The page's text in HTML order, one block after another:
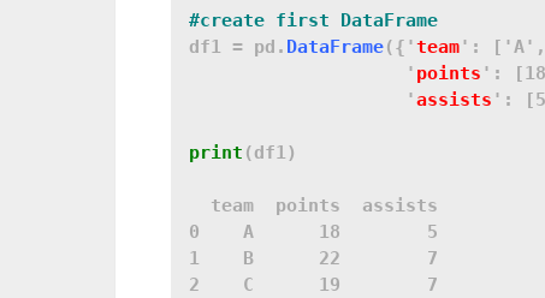
df1 = pd. DataFrame({'team':
                    '
points ':
                    '
assists ':
print (df1)
  team  points  assists
0    A      18        5
1    B      22        7
2    C      19        7